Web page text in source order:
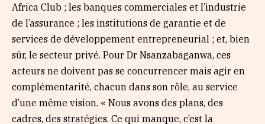
Africa Club ; les banques commerciales et l’industrie
de l’assurance ; les institutions de garantie et de
services de développement entrepreneurial ; et, bien
sûr, le secteur privé. Pour Dr Nsanzabaganwa, ces
acteurs ne doivent pas se concurrencer mais agir en
complémentarité, chacun dans son rôle, au service
d’une même vision. « Nous avons des plans, des
cadres, des stratégies. Ce qui manque, c’est la